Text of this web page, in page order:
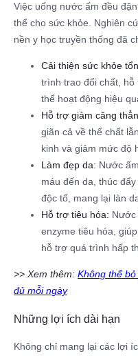
Việc uống nước ấm đều
thể cho sức khỏe. Nghiên
nền y học truyền thống đã
Cải thiện sức khỏe
trình trao đổi chất,
thể hoạt động hiệu
Hỗ trợ giảm căng
giãn cả về thể chất
kinh và giảm mức độ
Làm đẹp da: Nước
máu đến da, thúc
độc tố, mang lại làn
Hỗ trợ tiêu hóa: Nước
enzyme tiêu hóa,
hỗ trợ quá trình hấp
>> Xem thêm: Không thể
đủ mỗi ngày
Những lợi ích dài hạn
Không chỉ mang lại các lợi